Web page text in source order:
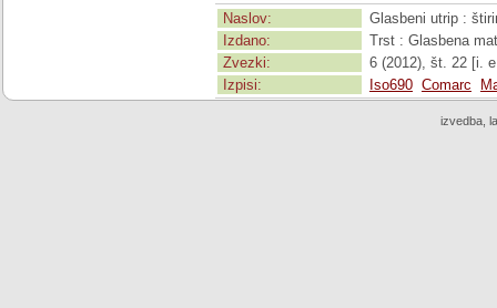
Naslov:
Glasbeni utrip :
Izdano:
Trst : Glasbena
Zvezki:
6 (2012), št. 22 [i.
Izpisi:
Iso690 Comarc
izvedba,